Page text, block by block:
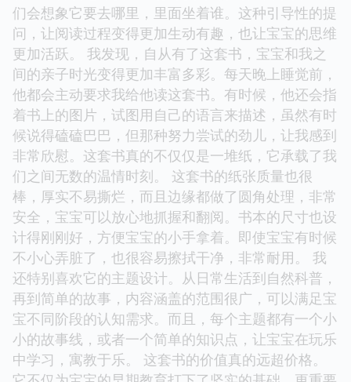
们会想象它要去哪里，里面坐着谁。这种引导性的提
问，让阅读过程变得更加生动有趣，也让宝宝的思维
更加活跃。 我发现，自从有了这套书，宝宝和我之
间的亲子时光变得更加丰富多彩。每天晚上睡觉前，
他都会主动要求我给他读这套书。有时候，他还会指
着书上的图片，试图用自己的语言来描述，虽然有时
候说得磕磕巴巴，但那种努力尝试的劲儿，让我感到
非常欣慰。这套书真的不仅仅是一堆纸，它承载了我
们之间无数的温情时刻。 这套书的纸张质量也很
棒，厚实不易撕烂，而且边缘都做了圆角处理，非常
安全，宝宝可以放心地抓握和翻阅。书本的尺寸也设
计得刚刚好，方便宝宝的小手拿着。即使宝宝有时候
不小心弄脏了，也很容易擦拭干净，非常耐用。 我
还特别喜欢它的主题设计。从日常生活到自然科普，
再到简单的故事，内容涵盖的范围很广，可以满足宝
宝不同阶段的认知需求。而且，每个主题都有一个小
小的故事线，或者一个简单的知识点，让宝宝在玩乐
中学习，寓教于乐。 这套书的价值真的远超价格。